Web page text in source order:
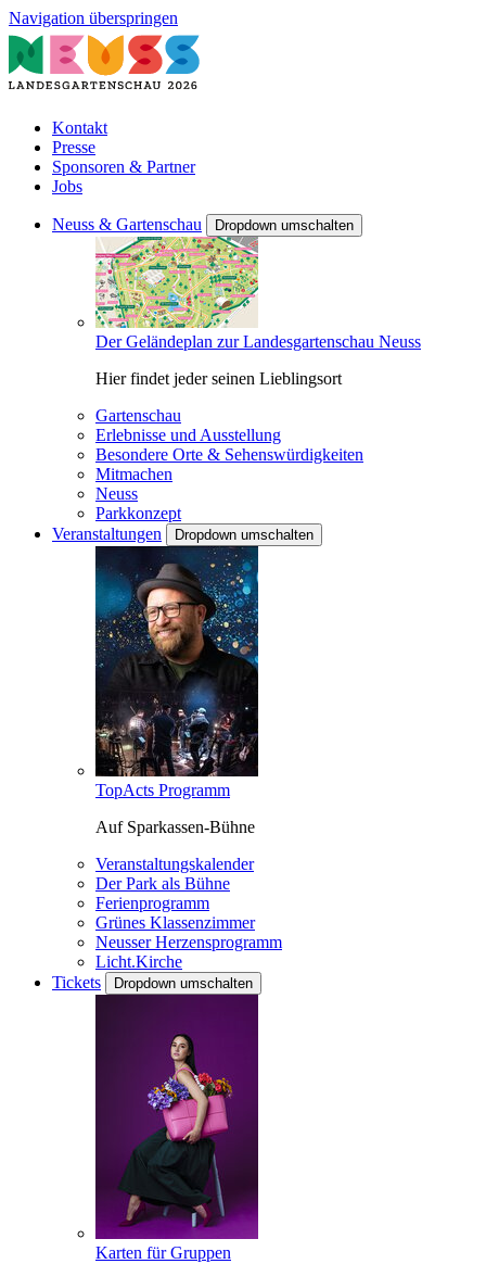
Navigation überspringen
Kontakt
Presse
Sponsoren & Partner
Jobs
Neuss & Gartenschau Dropdown umschalten
Der Geländeplan zur Landesgartenschau Neuss
Hier findet jeder seinen Lieblingsort
Gartenschau
Erlebnisse und Ausstellung
Besondere Orte & Sehenswürdigkeiten
Mitmachen
Neuss
Parkkonzept
Veranstaltungen
Dropdown umschalten
TopActs Programm
Auf Sparkassen-Bühne
Veranstaltungskalender
Der Park als Bühne
Ferienprogramm
Grünes Klassenzimmer
Neusser Herzensprogramm
Licht.Kirche
Tickets
Dropdown umschalten
Karten für Gruppen